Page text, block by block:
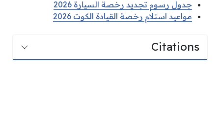
جدول رسوم تجديد رخصة السيارة 2026
مواعيد استلام رخصة القيادة الكوت 2026
Citations